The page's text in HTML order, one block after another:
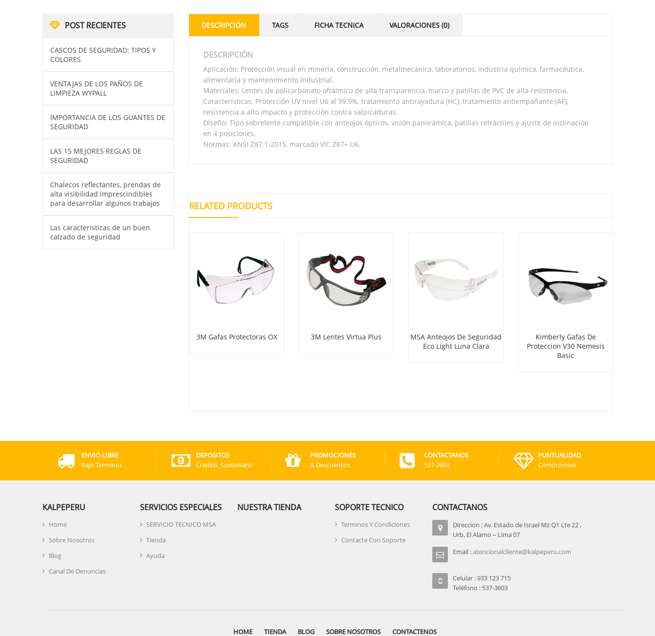
POST RECIENTES
CASCOS DE SEGURIDAD: TIPOS Y
COLORES
VENTAJAS DE LOS PAÑOS DE
LIMPIEZA WYPALL
IMPORTANCIA DE LOS GUANTES DE
SEGURIDAD
LAS 15 MEJORES REGLAS DE
SEGURIDAD
Chalecos reflectantes, prendas de
alta visibilidad imprescindibles
para desarrollar algunos trabajos
Las caracteristicas de un buen
calzado de seguridad
DESCRIPCIÓN TAGS FICHA TECNICA VALORACIONES (0)
DESCRIPCIÓN
Aplicación: Protección visual en minería, construcción, metalmecánica, laboratorios, industria química, farmacéutica,
alimentaria y mantenimiento industrial.
Materiales: Lentes de policarbonato oftálmico de alta transparencia, marco y patillas de PVC de alta resistencia.
Características: Protección UV nivel U6 al 99.9%, tratamiento antirayadura (HC), tratamiento antiempañante (AF),
resistencia a alto impacto y protección contra salpicaduras.
Diseño: Tipo sobrelente compatible con anteojos ópticos, visión panorámica, patillas retráctiles y ajuste de inclinación
en 4 posiciones.
Normas: ANSI Z87.1-2015, marcado VIC Z87+ U6.
RELATED PRODUCTS
3M Gafas Protectoras OX 3M Lentes Virtua Plus
MSA Anteojos De Seguridad
Eco Light Luna Clara
Kimberly Gafas De
Proteccion V30 Nemesis
Basic
ENVIO LIBRE
Bajo Terminos
DEPOSITOS
Credito, Scotiabank
PROMOCIONES
& Descuentos
CONTACTANOS
537-3603
PUNTUALIDAD
Compromiso
KALPEPERU
Home
Sobre Nosotros
Blog
Canal De Denuncias
SERVICIOS ESPECIALES
SERVICIO TECNICO MSA
Tienda
Ayuda
NUESTRA TIENDA SOPORTE TECNICO
Terminos Y Condiciones
Contacte Con Soporte
CONTACTANOS
Direccion : Av. Estado de Israel Mz Q1 Lte 22 ,
Urb. El Alamo – Lima 07
Email :atencionalcliente@kalpeperu.com
Celular : 933 123 715
Teléfono : 537-3603
HOME TIENDA BLOG SOBRE NOSOTROS CONTACTENOS